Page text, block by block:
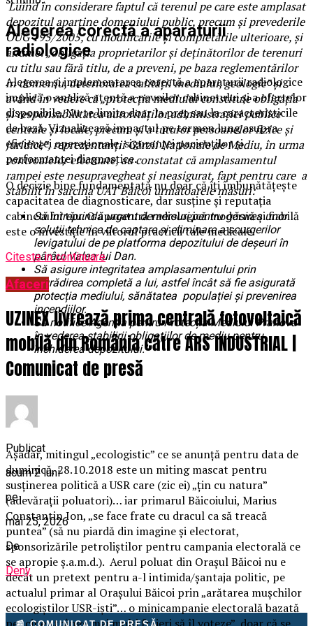
Luînd în considerare faptul că terenul pe care este amplasat
depozitul aparține domeniului public, precum și prevederile
OUG 195/2005, cu modificările și completările ulterioare, și
anume: „obligația proprietarilor și deținătorilor de terenuri
cu titlu sau fără titlu, de a preveni, pe baza reglementărilor
în domeniu, deteriorarea calității mediului, geologic” și
având în vedere că „protecția mediului constituie obligația
și responsabilitatea autorităților administrației publice
centrale și locale, precum și a tuturor persoanelor fizice și
juridice”, reprezentanții Gărzii Naționale de Mediu, în urma
controalelor efectuate, au constatat că amplasamentul
rampei este nesupravegheat și neasigurat, fapt pentru care a
stabilit în sarcina UAT Băicoi următoarele măsuri:
Să întreprindă urgent demersuri pentru găsirea unor
soluții tehnice de captare și eliminare a scurgerilor
levigatului de pe platforma depozitului de deșeuri în
pârâul Valea lui Dan.
Să asigure integritatea amplasamentului prin
îngrădirea completă a lui, astfel încât să fie asigurată
protecția mediului, sănătatea populației și prevenirea
incendiilor.
Să notifice Agenția pentru Protecția Mediului Prahova
în vederea stabilirii obligațiilor de mediu pentru
închiderea depozitului.”
Așadar, mitingul „ecologistic” ce se anunță pentru data de
duminică, 28.10.2018 este un miting mascat pentru
susținerea politică a USR care (zic ei) „țin cu natura”
(adevărații poluatori)… iar primarul Băicoiului, Marius
Constantin Ion, „se face frate cu dracul ca să treacă
puntea” (să nu piardă din imagine și electorat,
sponsorizările petroliștilor pentru campania electorală ce
se apropie ș.a.m.d.). Aerul poluat din Orașul Băicoi nu e
decât un pretext pentru a-l intimida/șantaja politic, pe
actualul primar al Orașului Băicoi prin „arătarea mușchilor
ecologiștilor USR-iști”… o minicampanie electorală bazată
Alegerea corectă a aparaturii
radiologice
Alegerea și implementarea corectă a aparaturii radiologice
implică o analiză atentă a nevoilor cabinetului și a ofertelor
disponibile. Nu te limita doar la preț sau la caracteristicile
de bază. Vizualizează impactul pe termen lung asupra
eficienței operaționale, siguranței pacienților și
performanței diagnostice.
O decizie bine fundamentată nu doar că îți îmbunătățește
capacitatea de diagnosticare, dar susține și reputația
cabinetului tău. O aparatură radiologică modernă și fiabilă
este o investiție în viitorul practicii tale medicale.
Citeste in continuare
Afaceri
UZINEX livrează prima centrală fotovoltaică
mobilă din România către ARS INDUSTRIAL |
Comunicat de presă
Publicat
acum 2 luni
pe
mai 25, 2026
De
Deny